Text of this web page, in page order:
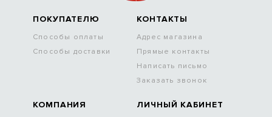
ПОКУПАТЕЛЮ
Способы оплаты
Способы доставки
КОНТАКТЫ
Адрес магазина
Прямые контакты
Написать письмо
Заказать звонок
КОМПАНИЯ ЛИЧНЫЙ КАБИНЕТ